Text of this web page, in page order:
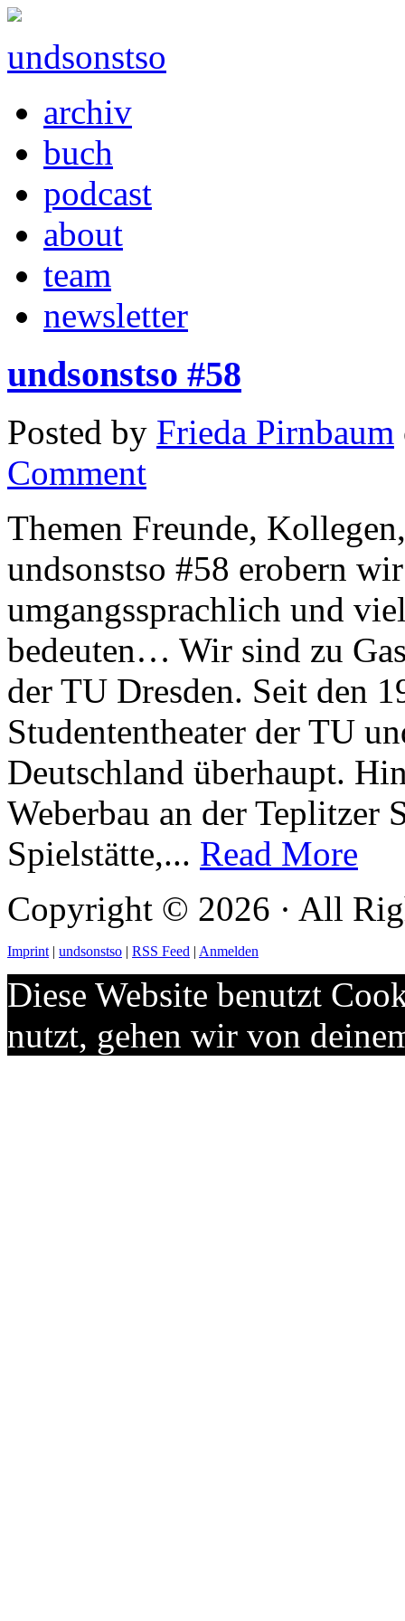
undsonstso
archiv
buch
podcast
about
team
newsletter
undsonstso #58
Posted by Frieda Pirnbaum
Comment
Themen Freunde,
undsonstso #58 erobern
umgangssprachlich und
bedeuten… Wir sind zu
der TU Dresden. Seit den
Studententheater der TU
Deutschland überhaupt.
Weberbau an der Teplitzer
Spielstätte,... Read More
Copyright © 2026 · All
Imprint| undsonstso | RSS Feed | Anmelden
Diese Website benutzt
nutzt, gehen wir von